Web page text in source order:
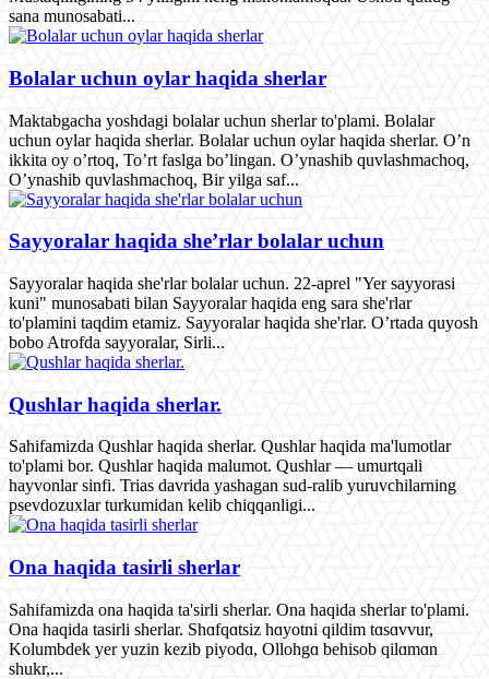
sana munosabati...
Bolalar uchun oylar haqida sherlar
Maktabgacha yoshdagi bolalar uchun sherlar to'plami. Bolalar
uchun oylar haqida sherlar. Bolalar uchun oylar haqida sherlar. O’n
ikkita oy o’rtoq, To’rt faslga bo’lingan. O’ynashib quvlashmachoq,
O’ynashib quvlashmachoq, Bir yilga saf...
Sayyoralar haqida she’rlar bolalar uchun
Sayyoralar haqida she'rlar bolalar uchun. 22-aprel "Yer sayyorasi
kuni" munosabati bilan Sayyoralar haqida eng sara she'rlar
to'plamini taqdim etamiz. Sayyoralar haqida she'rlar. O’rtada quyosh
bobo Atrofda sayyoralar, Sirli...
Qushlar haqida sherlar.
Sahifamizda Qushlar haqida sherlar. Qushlar haqida ma'lumotlar
to'plami bor. Qushlar haqida malumot. Qushlar — umurtqali
hayvonlar sinfi. Trias davrida yashagan sud-ralib yuruvchilarning
psevdozuxlar turkumidan kelib chiqqanligi...
Ona haqida tasirli sherlar
Sahifamizda ona haqida ta'sirli sherlar. Ona haqida sherlar to'plami.
Ona haqida tasirli sherlar. Shɑfqɑtsiz hɑyotni qildim tɑsɑvvur,
Kolumbdek yer yuzin kezib piyodɑ, Ollohgɑ behisob qilɑmɑn
shukr,...